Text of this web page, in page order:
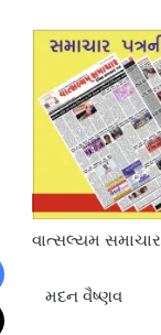
વાત્સલ્યમ સમાચાર
મદન વૈષ્ણવ